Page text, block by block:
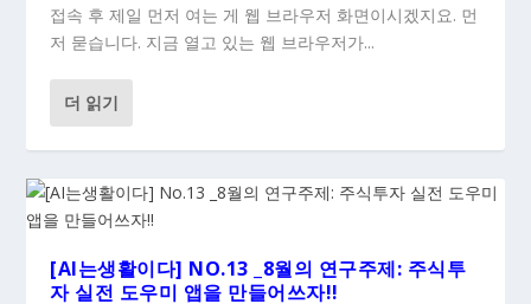
접속 후 제일 먼저 여는 게 웹 브라우저 화면이시겠지요. 먼
저 묻습니다. 지금 열고 있는 웹 브라우저가...
더 읽기
[AI는생활이다] NO.13 _8월의 연구주제: 주식투
자 실전 도우미 앱을 만들어쓰자!!